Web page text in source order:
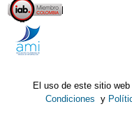
El uso de este sitio
Condiciones y